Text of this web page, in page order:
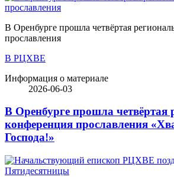
В Оренбурге прошла четвёртая
прославления
В РЦХВЕ
Информация о материале
2026-06-03
В Оренбурге прошла четвёртая
конференция прославления
Господа!»